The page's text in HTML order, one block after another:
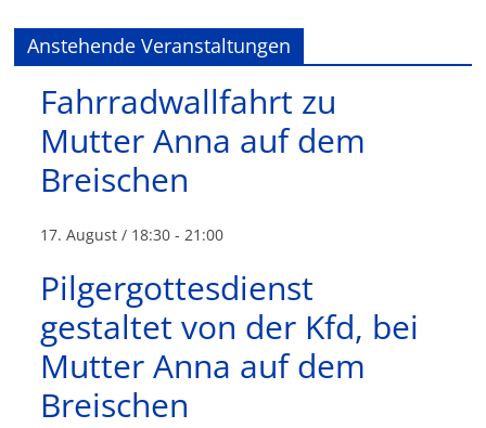
Anstehende Veranstaltungen
Fahrradwallfahrt zu
Mutter Anna auf dem
Breischen
17. August / 18:30 - 21:00
Pilgergottesdienst
gestaltet von der Kfd, bei
Mutter Anna auf dem
Breischen